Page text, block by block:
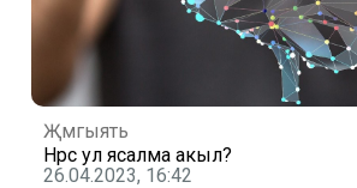
Җәмгыять
Нәрсә ул ясалма акыл?
26.04.2023, 16:42